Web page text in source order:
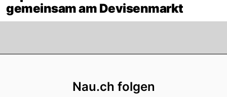
gemeinsam am Devisenmarkt
Nau.ch folgen